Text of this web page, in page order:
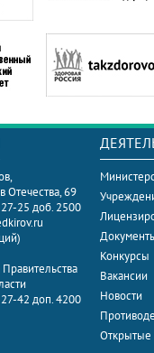
Отечества, 69
25 доб. 2500
42 доп. 4200
Конкурсы
Вакансии
Новости